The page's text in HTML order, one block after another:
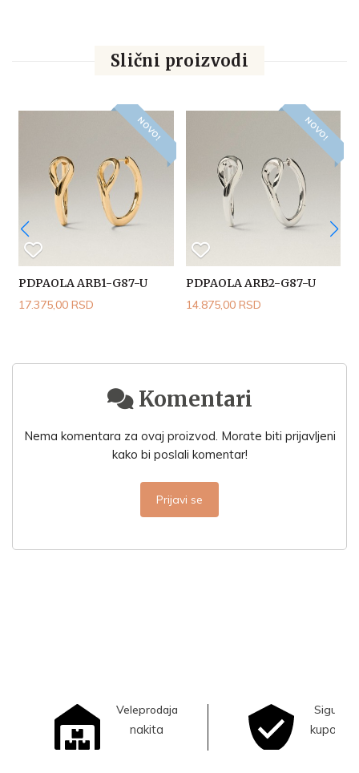
Slični proizvodi
NOVO!
PDPAOLA ARB1-G87-U
17.375,00 RSD
NOVO!
PDPAOLA ARB2-G87-U
14.875,00 RSD
Komentari
Nema komentara za ovaj proizvod. Morate biti prijavljeni
kako bi poslali komentar!
Prijavi se
Veleprodaja
nakita
Sigurna
kupovina